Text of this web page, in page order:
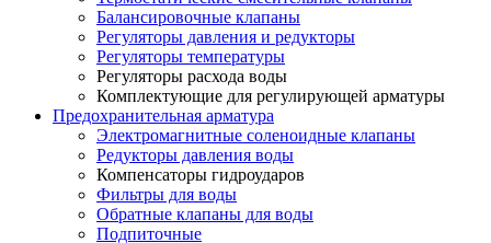
Балансировочные клапаны
Регуляторы давления и редукторы
Регуляторы температуры
Регуляторы расхода воды
Комплектующие для регулирующей арматуры
Предохранительная арматура
Электромагнитные соленоидные клапаны
Редукторы давления воды
Компенсаторы гидроударов
Фильтры для воды
Обратные клапаны для воды
Подпиточные